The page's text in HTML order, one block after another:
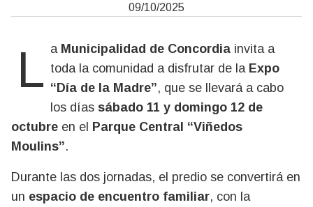
09/10/2025
La Municipalidad de Concordia invita a
toda la comunidad a disfrutar de la Expo
“Día de la Madre”, que se llevará a cabo
los días sábado 11 y domingo 12 de
octubre en el Parque Central “Viñedos
Moulins”.
Durante las dos jornadas, el predio se convertirá en
un espacio de encuentro familiar, con la